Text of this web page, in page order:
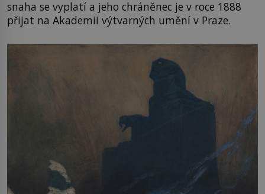
snaha se vyplatí a jeho chráněnec je v roce 1888
přijat na Akademii výtvarných umění v Praze.